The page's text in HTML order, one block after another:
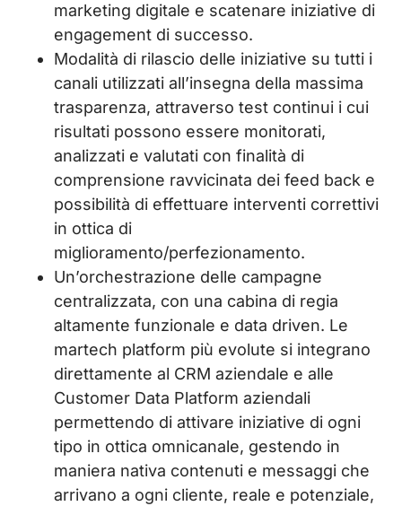
marketing digitale e scatenare iniziative di
engagement di successo.
Modalità di rilascio delle iniziative su tutti i
canali utilizzati all’insegna della massima
trasparenza, attraverso test continui i cui
risultati possono essere monitorati,
analizzati e valutati con finalità di
comprensione ravvicinata dei feed back e
possibilità di effettuare interventi correttivi
in ottica di
miglioramento/perfezionamento.
Un’orchestrazione delle campagne
centralizzata, con una cabina di regia
altamente funzionale e data driven. Le
martech platform più evolute si integrano
direttamente al CRM aziendale e alle
Customer Data Platform aziendali
permettendo di attivare iniziative di ogni
tipo in ottica omnicanale, gestendo in
maniera nativa contenuti e messaggi che
arrivano a ogni cliente, reale e potenziale,